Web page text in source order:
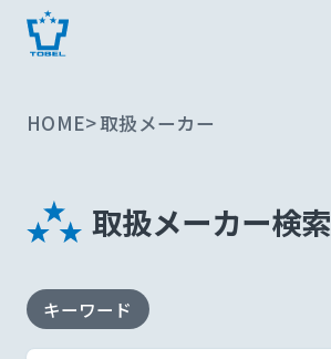
HOME 取扱メーカー
取扱メーカー検索
キーワード